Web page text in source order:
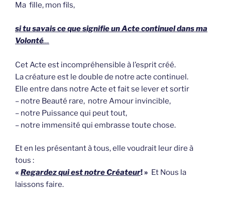
Ma fille, mon fils,
si tu savais ce que signifie un Acte continuel dans ma
Volonté…
Cet Acte est incompréhensible à l’esprit créé.
La créature est le double de notre acte continuel.
Elle entre dans notre Acte et fait se lever et sortir
– notre Beauté rare, notre Amour invincible,
– notre Puissance qui peut tout,
– notre immensité qui embrasse toute chose.
Et en les présentant à tous, elle voudrait leur dire à
tous :
« Regardez qui est notre Créateur! » Et Nous la
laissons faire.